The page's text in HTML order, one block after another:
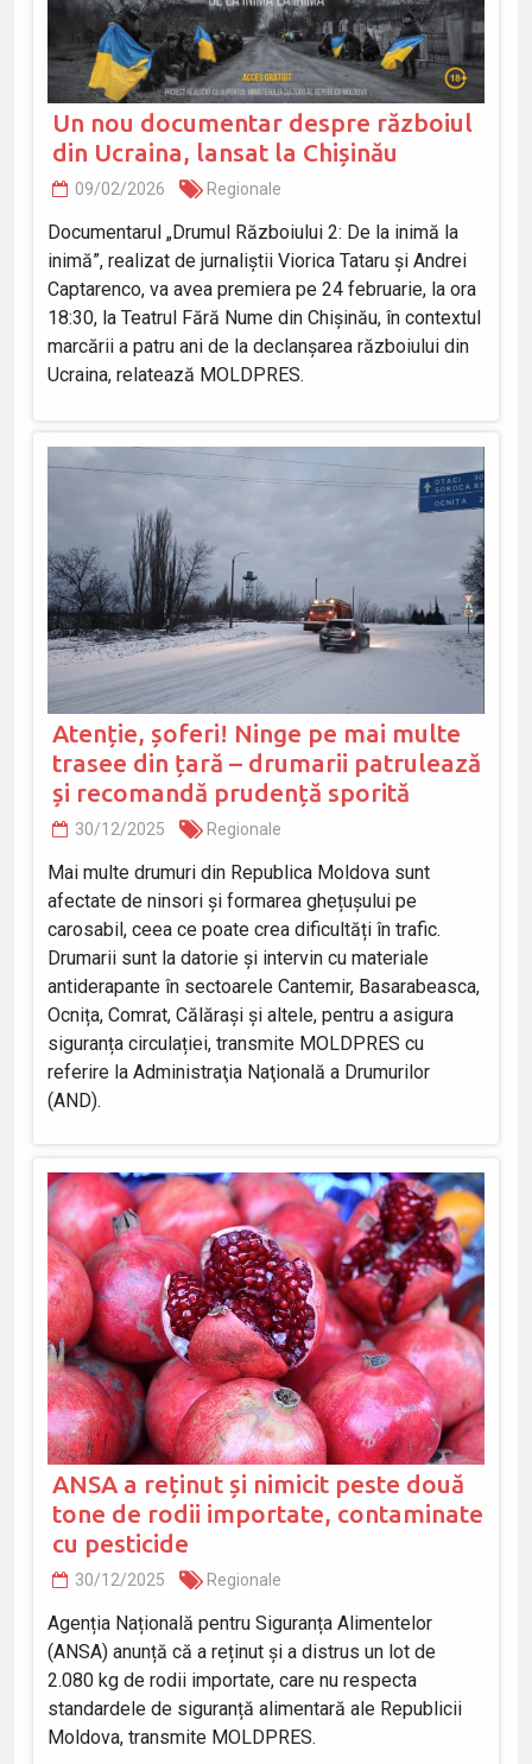
Un nou documentar despre războiul
din Ucraina, lansat la Chișinău
09/02/2026 Regionale
Documentarul „Drumul Războiului 2: De la inimă la
inimă”, realizat de jurnaliștii Viorica Tataru și Andrei
Captarenco, va avea premiera pe 24 februarie, la ora
18:30, la Teatrul Fără Nume din Chișinău, în contextul
marcării a patru ani de la declanșarea războiului din
Ucraina, relatează MOLDPRES.
Atenție, șoferi! Ninge pe mai multe
trasee din țară – drumarii patrulează
și recomandă prudență sporită
30/12/2025 Regionale
Mai multe drumuri din Republica Moldova sunt
afectate de ninsori și formarea ghețușului pe
carosabil, ceea ce poate crea dificultăți în trafic.
Drumarii sunt la datorie și intervin cu materiale
antiderapante în sectoarele Cantemir, Basarabeasca,
Ocnița, Comrat, Călărași și altele, pentru a asigura
siguranța circulației, transmite MOLDPRES cu
referire la Administraţia Naţională a Drumurilor
(AND).
ANSA a reținut și nimicit peste două
tone de rodii importate, contaminate
cu pesticide
30/12/2025 Regionale
Agenția Națională pentru Siguranța Alimentelor
(ANSA) anunță că a reținut și a distrus un lot de
2.080 kg de rodii importate, care nu respecta
standardele de siguranță alimentară ale Republicii
Moldova, transmite MOLDPRES.